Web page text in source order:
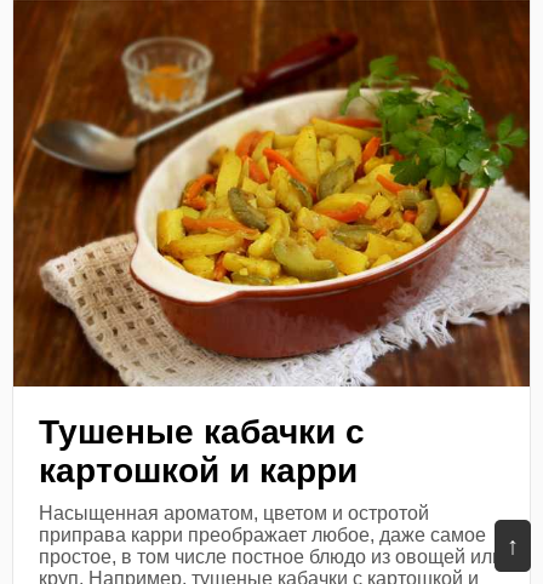
↑
Тушеные кабачки с
картошкой и карри
Насыщенная ароматом, цветом и остротой
приправа карри преображает любое, даже самое
простое, в том числе постное блюдо из овощей или
круп. Например, тушеные кабачки с картошкой и